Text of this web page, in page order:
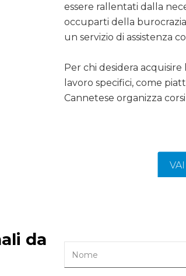
essere rallentati dalla
occuparti della
un servizio di assistenza
Per chi desidera
lavoro specifici, come
Cannetese organizza
da